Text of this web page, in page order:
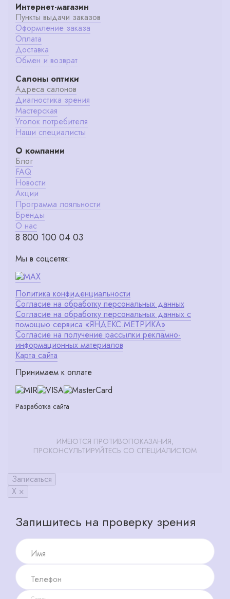
Интернет-магазин
Пункты выдачи заказов
Оформление заказа
Оплата
Доставка
Обмен и возврат
Салоны оптики
Адреса салонов
Диагностика зрения
Мастерская
Уголок потребителя
Наши специалисты
О компании
Блог
FAQ
Новости
Акции
Программа лояльности
Бренды
О нас
8 800 100 04 03
Мы в соцсетях:
Политика конфиденциальности
Согласие на обработку персональных данных
Согласие на обработку персональных данных с
помощью сервиса «ЯНДЕКС.МЕТРИКА»
Согласие на получение рассылки рекламно-
информационных материалов
Карта сайта
Принимаем к оплате
Разработка сайта
ИМЕЮТСЯ ПРОТИВОПОКАЗАНИЯ,
ПРОКОНСУЛЬТИРУЙТЕСЬ СО СПЕЦИАЛИСТОМ
Записаться
X ×
Запишитесь на проверку зрения
Имя
Телефон